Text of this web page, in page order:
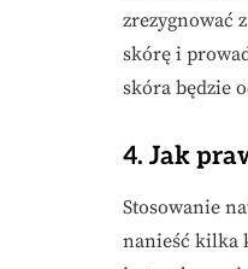
zrezygnować
skórę i
skóra będzie
4. Jak
Stosowanie
nanieść kilka